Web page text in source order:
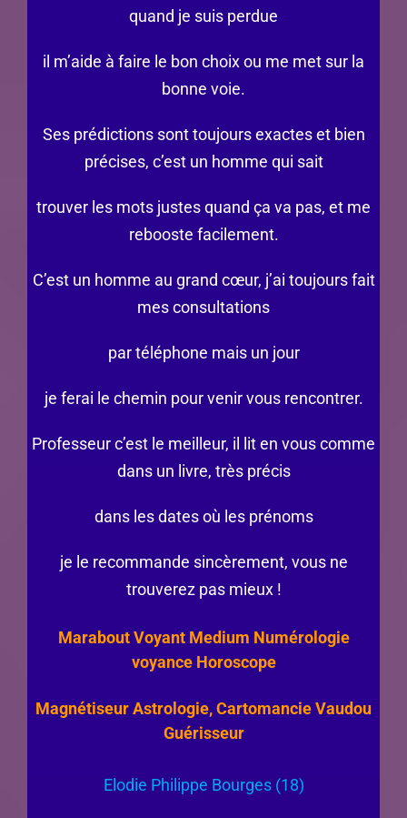
quand je suis perdue
il m’aide à faire le bon choix ou me met sur la
bonne voie.
Ses prédictions sont toujours exactes et bien
précises, c’est un homme qui sait
trouver les mots justes quand ça va pas, et me
rebooste facilement.
C’est un homme au grand cœur, j’ai toujours fait
mes consultations
par téléphone mais un jour
je ferai le chemin pour venir vous rencontrer.
Professeur c’est le meilleur, il lit en vous comme
dans un livre, très précis
dans les dates où les prénoms
je le recommande sincèrement, vous ne
trouverez pas mieux !
Marabout Voyant Medium Numérologie
voyance Horoscope
Magnétiseur Astrologie, Cartomancie Vaudou
Guérisseur
Elodie Philippe Bourges (18)